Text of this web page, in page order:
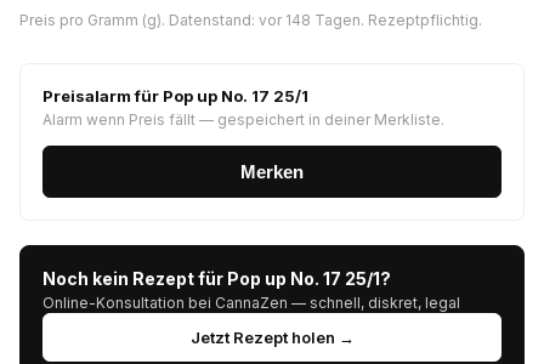
Preis pro Gramm (g). Datenstand: vor 148 Tagen. Rezeptpflichtig.
Preisalarm für Pop up No. 17 25/1
Alarm wenn Preis fällt — gespeichert in deiner Merkliste.
Merken
Noch kein Rezept für Pop up No. 17 25/1?
Online-Konsultation bei CannaZen — schnell, diskret, legal
Jetzt Rezept holen →